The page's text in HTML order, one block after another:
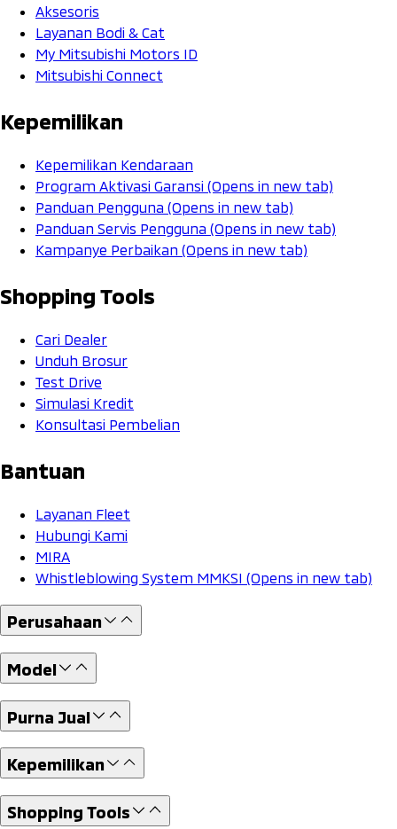
Aksesoris
Layanan Bodi & Cat
My Mitsubishi Motors ID
Mitsubishi Connect
Kepemilikan
Kepemilikan Kendaraan
Program Aktivasi Garansi (Opens in new tab)
Panduan Pengguna (Opens in new tab)
Panduan Servis Pengguna (Opens in new tab)
Kampanye Perbaikan (Opens in new tab)
Shopping Tools
Cari Dealer
Unduh Brosur
Test Drive
Simulasi Kredit
Konsultasi Pembelian
Bantuan
Layanan Fleet
Hubungi Kami
MIRA
Whistleblowing System MMKSI (Opens in new tab)
Perusahaan
Model
Purna Jual
Kepemilikan
Shopping Tools